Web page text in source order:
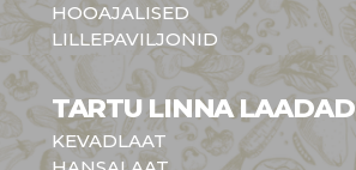
HOOAJALISED
LILLEPAVILJONID
TARTU LINNA LAADAD
KEVADLAAT